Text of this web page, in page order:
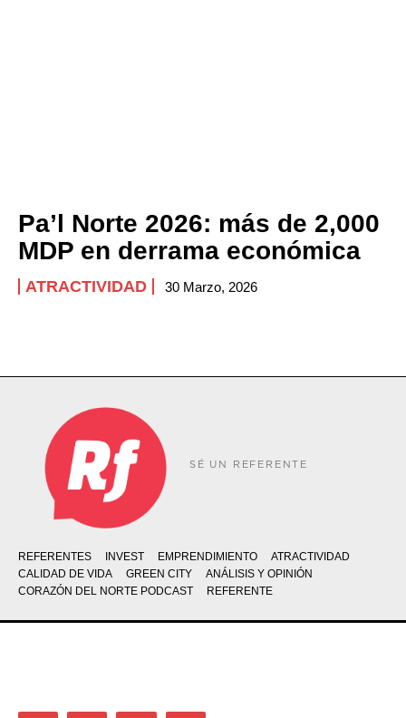
Pa’l Norte 2026: más de 2,000
MDP en derrama económica
ATRACTIVIDAD 30 Marzo, 2026
SÉ UN REFERENTE
REFERENTES INVEST EMPRENDIMIENTO
ATRACTIVIDAD
CALIDAD DE VIDA
GREEN CITY
ANÁLISIS Y OPINIÓN
CORAZÓN DEL NORTE PODCAST
REFERENTE